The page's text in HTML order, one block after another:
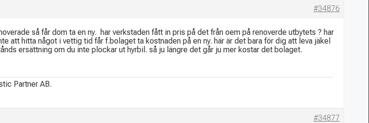
#34876
så får dom ta en ny. har verkstaden fått in pris på det från oem på renoverde utbytets ? har
att hitta något i vettig tid får f.bolaget ta kostnaden på en ny. här är det bara för dig att leva jäkel
ersättning om du inte plockar ut hyrbil. så ju längre det går ju mer kostar det bolaget.
Partner AB.
#34877